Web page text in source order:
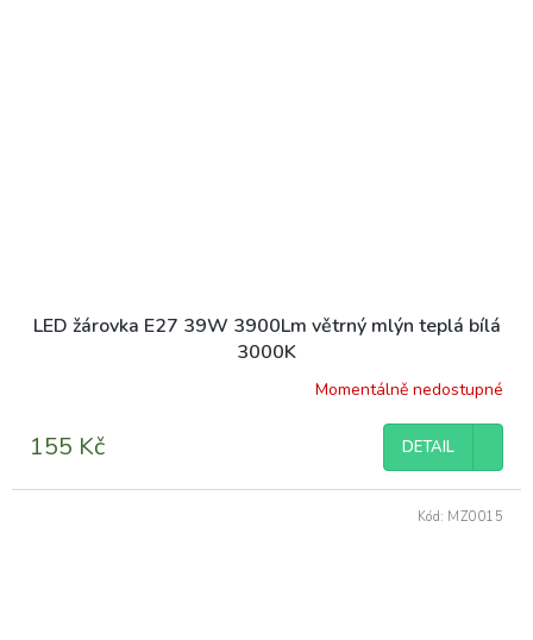
LED žárovka E27 39W 3900Lm větrný mlýn teplá bílá
3000K
Momentálně nedostupné
155 Kč DETAIL
Kód: MZ0015